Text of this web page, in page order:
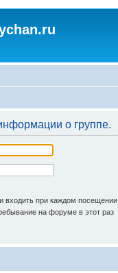
о группе.
входить при каждом посещении
на форуме в этот раз